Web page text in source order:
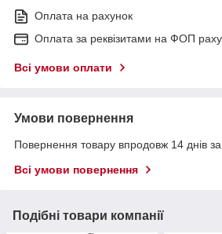
Оплата на рахунок
Оплата за реквізитами на ФОП
Всі умови оплати
Умови повернення
Повернення товару впродовж 14 днів
Всі умови повернення
Подібні товари компанії